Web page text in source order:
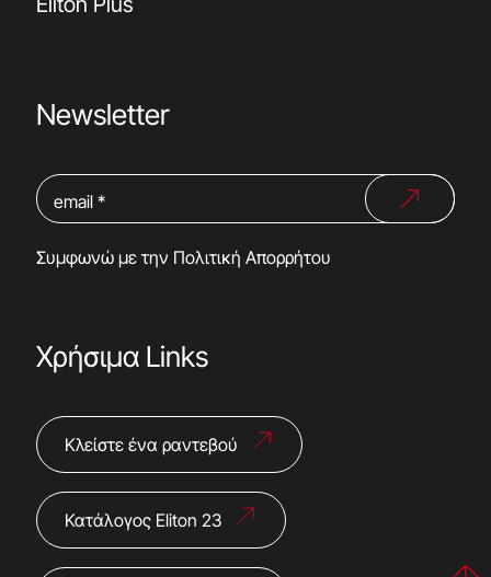
Eliton Plus
Newsletter
Συμφωνώ με την Πολιτική Απορρήτου
Χρήσιμα Links
Κλείστε ένα ραντεβού
Κατάλογος Eliton 23